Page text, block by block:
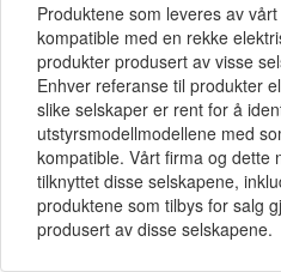
Produktene som leveres av
kompatible med en rekke
produkter produsert av visse
Enhver referanse til produkter
slike selskaper er rent for å
utstyrsmodellmodellene med
kompatible. Vårt firma og dette
tilknyttet disse selskapene,
produktene som tilbys for salg
produsert av disse selskapene.